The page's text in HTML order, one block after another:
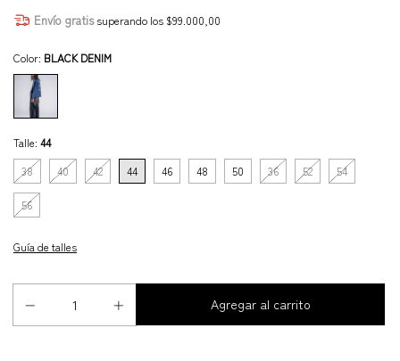
Envío gratis superando los $99.000,00
Color: BLACK DENIM
Talle: 44
38
40 42 44 46 48 50 36 52 54
56
Guía de talles